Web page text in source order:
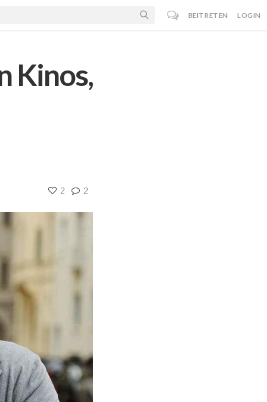
BEITRETEN LOGIN
Kinos,
2 2